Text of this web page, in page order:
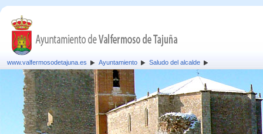
www.valfermosodetajuna.es Ayuntamiento Saludo del alcalde